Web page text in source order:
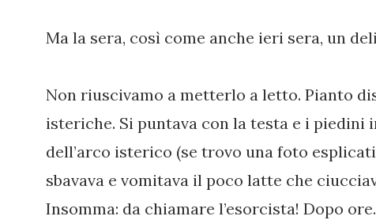
Ma la sera, così come anche ieri sera, un
Non riuscivamo a metterlo a letto. Pianto
isteriche. Si puntava con la testa e i
dell’arco isterico (se trovo una foto
sbavava e vomitava il poco latte che
Insomma: da chiamare l’esorcista! Dopo